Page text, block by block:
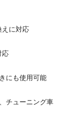
えに対応
応
にも使用可能
チューニング車